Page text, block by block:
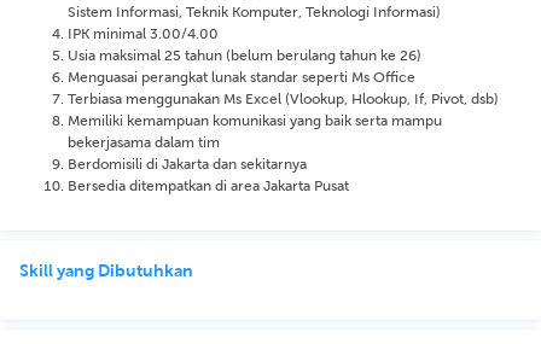
Sistem Informasi, Teknik Komputer, Teknologi Informasi)
IPK minimal 3.00/4.00
Usia maksimal 25 tahun (belum berulang tahun ke 26)
Menguasai perangkat lunak standar seperti Ms Office
Terbiasa menggunakan Ms Excel (Vlookup, Hlookup, If, Pivot, dsb)
Memiliki kemampuan komunikasi yang baik serta mampu
bekerjasama dalam tim
Berdomisili di Jakarta dan sekitarnya
Bersedia ditempatkan di area Jakarta Pusat
Skill yang Dibutuhkan